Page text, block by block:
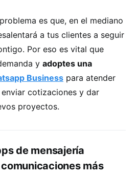
es que, en el mediano
a tus clientes a seguir
Por eso es vital que
y adoptes una
Business para atender
cotizaciones y dar
proyectos.
de mensajería
más